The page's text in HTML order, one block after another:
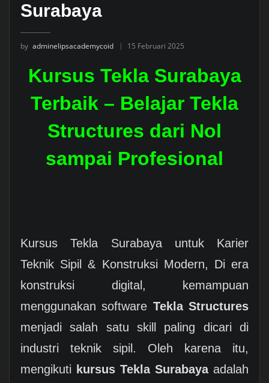
Surabaya
by adminelipsacademycoid 15 Februari 2025
Kursus Tekla Surabaya
Terbaik – Belajar Tekla
Structures dari Nol
sampai Profesional
Kursus Tekla Surabaya untuk Karier
Teknik Sipil & Konstruksi Modern, Di era
konstruksi digital, kemampuan
menggunakan software Tekla Structures
menjadi salah satu skill paling dicari di
industri teknik sipil. Oleh karena itu,
mengikuti kursus Tekla Surabayaadalah